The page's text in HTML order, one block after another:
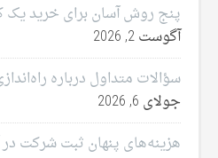
پنج روش آسان برای خرید یک
آگوست 2, 2026
سؤالات متداول درباره
جولای 6, 2026
هزینه‌های پنهان ثبت شرکت در